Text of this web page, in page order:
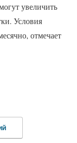
увеличить
Условия
отмечает